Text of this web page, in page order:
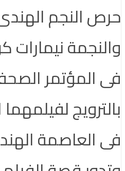
حرص النجم
والنجمة نيمارات
فى المؤتمر
فى العاصمة